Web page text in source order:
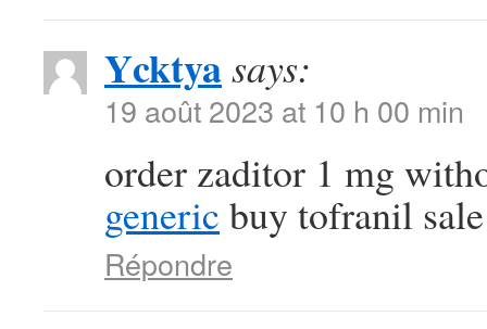
Ycktyasays:
19 août 2023 at 10 h 00 min
order zaditor 1 mg
generic buy tofranil sale
Répondre